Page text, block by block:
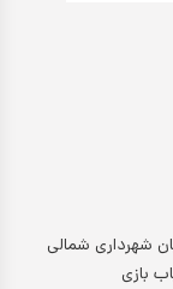
شهرداری شمالی
بازی